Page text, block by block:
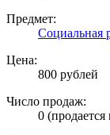
Предмет:
Социальная
Цена:
800 рублей
Число продаж:
0